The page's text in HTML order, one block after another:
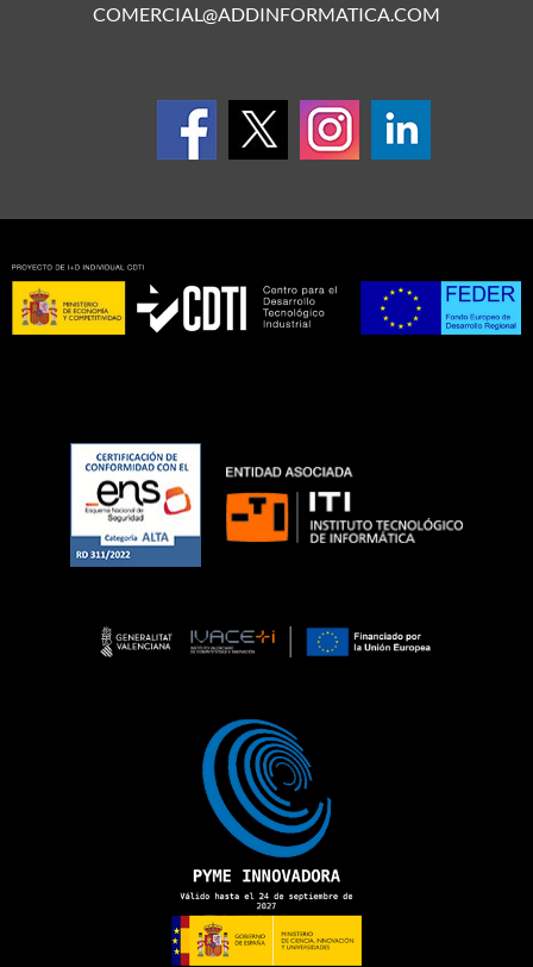
COMERCIAL@ADDINFORMATICA.COM